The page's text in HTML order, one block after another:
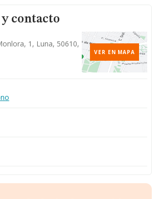
contacto
1, Luna, 50610,
VER EN MAPA